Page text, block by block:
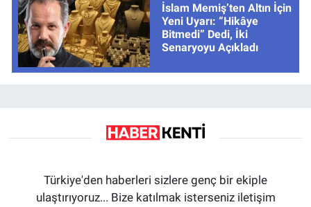
İslam Memiş’ten Altın İçin
Yeni Uyarı: “Hikâye
Bitmedi” Dedi, İki
Senaryoyu Açıkladı
Türkiye'den haberleri sizlere genç bir ekiple
ulaştırıyoruz... Bize katılmak isterseniz iletişim